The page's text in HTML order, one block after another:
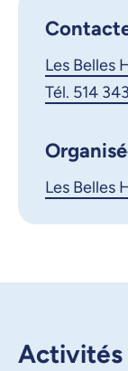
Les Belles
Tél. 514
Les Belles
Activités